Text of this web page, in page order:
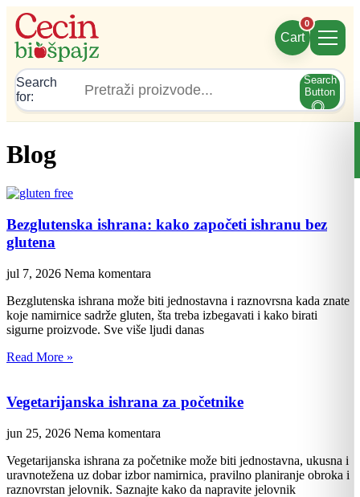
Skočite
na
sadržaj
Search
for:
Search
Button
0
Cart
Blog
Bezglutenska ishrana: kako započeti ishranu bez
glutena
jul 7, 2026 Nema komentara
Bezglutenska ishrana može biti jednostavna i raznovrsna kada znate
koje namirnice sadrže gluten, šta treba izbegavati i kako birati
sigurne proizvode. Sve više ljudi danas
Read More »
Vegetarijanska ishrana za početnike
jun 25, 2026 Nema komentara
Vegetarijanska ishrana za početnike može biti jednostavna, ukusna i
uravnotežena uz dobar izbor namirnica, pravilno planiranje obroka i
raznovrstan jelovnik. Saznajte kako da napravite jelovnik